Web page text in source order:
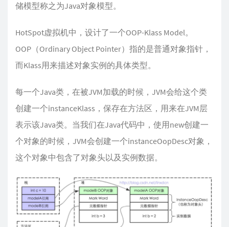
储模型称之为Java对象模型。
HotSpot虚拟机中，设计了一个OOP-Klass Model。
OOP（Ordinary Object Pointer）指的是普通对象指针，
而Klass用来描述对象实例的具体类型。
每一个Java类，在被JVM加载的时候，JVM会给这个类
创建一个instanceKlass，保存在方法区，用来在JVM层
表示该Java类。当我们在Java代码中，使用new创建一
个对象的时候，JVM会创建一个instanceOopDesc对象，
这个对象中包含了对象头以及实例数据。